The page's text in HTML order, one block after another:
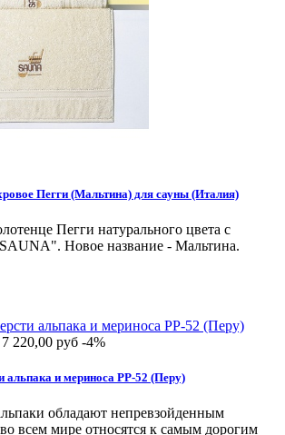
Пегги (Мальтина) для сауны (Италия)
Пегги натурального цвета с
Новое название - Мальтина.
7 220,00 руб -4%
альпака и мериноса РР-52 (Перу)
обладают непревзойденным
всем мире относятся к самым дорогим